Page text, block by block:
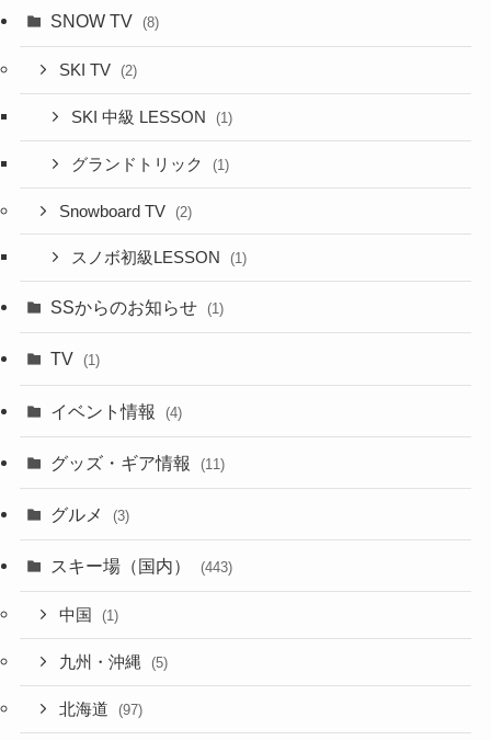
SNOW TV (8)
SKI TV (2)
SKI 中級 LESSON (1)
グランドトリック (1)
Snowboard TV (2)
スノボ初級LESSON (1)
SSからのお知らせ (1)
TV (1)
イベント情報 (4)
グッズ・ギア情報 (11)
グルメ (3)
スキー場（国内） (443)
中国 (1)
九州・沖縄 (5)
北海道 (97)